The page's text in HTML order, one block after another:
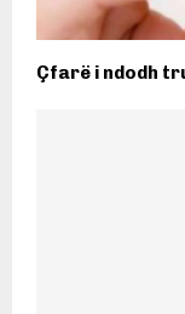
Çfarë i ndodh